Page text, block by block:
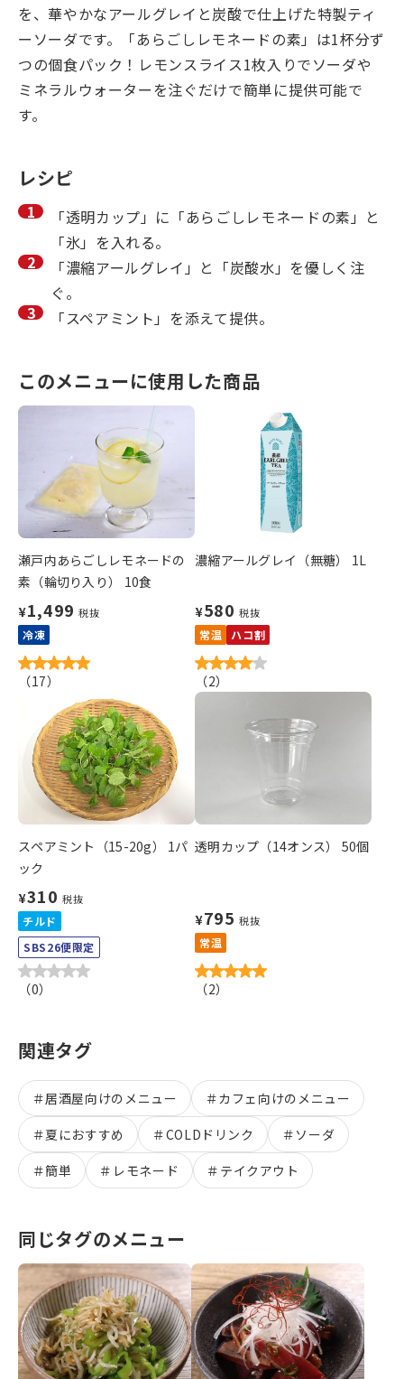
を、華やかなアールグレイと炭酸で仕上げた特製ティ
ーソーダです。「あらごしレモネードの素」は1杯分ず
つの個食パック！レモンスライス1枚入りでソーダや
ミネラルウォーターを注ぐだけで簡単に提供可能で
す。
レシピ
「透明カップ」に「あらごしレモネードの素」と
「氷」を入れる。
「濃縮アールグレイ」と「炭酸水」を優しく注
ぐ。
「スペアミント」を添えて提供。
このメニューに使用した商品
瀬戸内あらごしレモネードの
素（輪切り入り） 10食
¥1,499 税抜
冷凍
（17）
濃縮アールグレイ（無糖） 1L
¥580 税抜
常温 ハコ割
（2）
スペアミント（15-20g） 1パ
ック
¥310 税抜
チルド
SBS26便限定
（0）
透明カップ（14オンス） 50個
¥795 税抜
常温
（2）
関連タグ
＃居酒屋向けのメニュー ＃カフェ向けのメニュー
＃夏におすすめ ＃COLDドリンク ＃ ソーダ
＃簡単 ＃ レモネード ＃ テイクアウト
同じタグのメニュー